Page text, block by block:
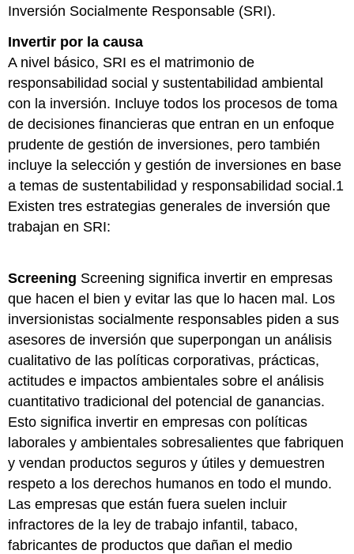
Inversión Socialmente Responsable (SRI).
Invertir por la causa
A nivel básico, SRI es el matrimonio de
responsabilidad social y sustentabilidad ambiental
con la inversión. Incluye todos los procesos de toma
de decisiones financieras que entran en un enfoque
prudente de gestión de inversiones, pero también
incluye la selección y gestión de inversiones en base
a temas de sustentabilidad y responsabilidad social.1
Existen tres estrategias generales de inversión que
trabajan en SRI:
Screening Screening significa invertir en empresas
que hacen el bien y evitar las que lo hacen mal. Los
inversionistas socialmente responsables piden a sus
asesores de inversión que superpongan un análisis
cualitativo de las políticas corporativas, prácticas,
actitudes e impactos ambientales sobre el análisis
cuantitativo tradicional del potencial de ganancias.
Esto significa invertir en empresas con políticas
laborales y ambientales sobresalientes que fabriquen
y vendan productos seguros y útiles y demuestren
respeto a los derechos humanos en todo el mundo.
Las empresas que están fuera suelen incluir
infractores de la ley de trabajo infantil, tabaco,
fabricantes de productos que dañan el medio